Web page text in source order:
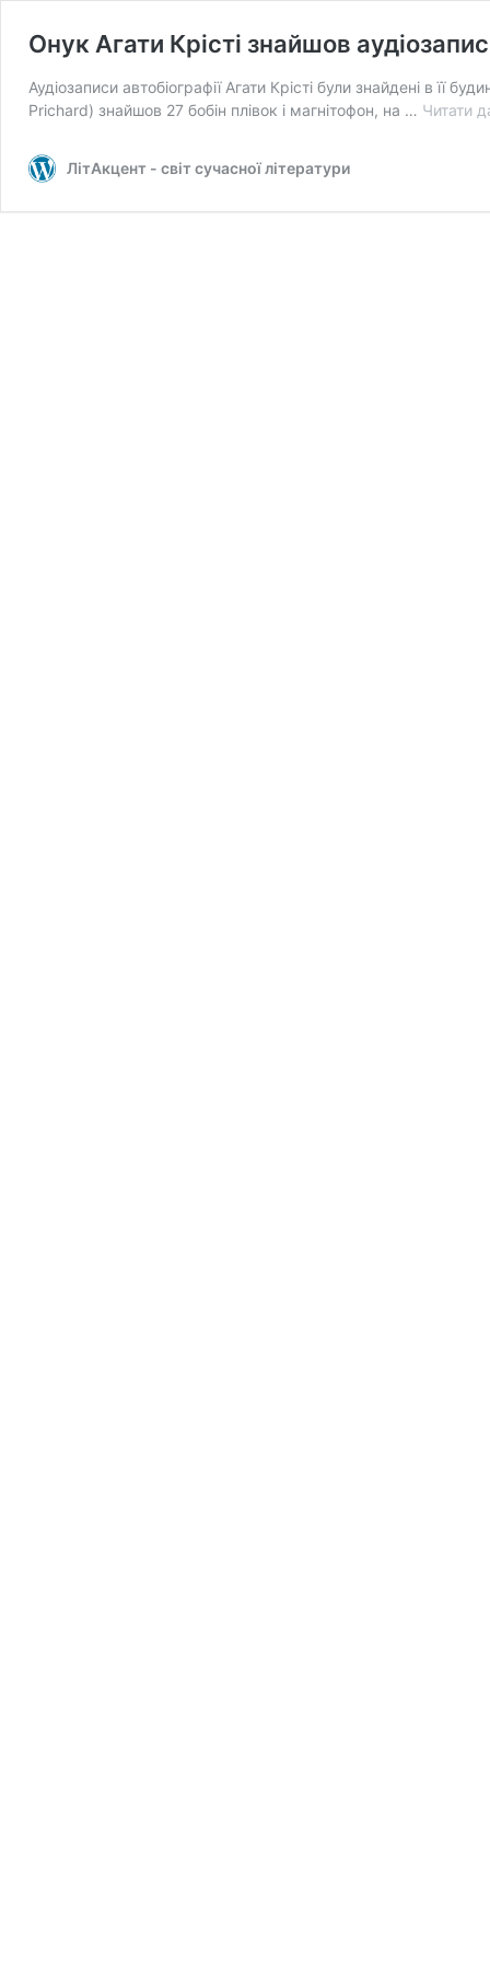
Онук Агати Крісті знайшов аудіозапис
Аудіозаписи автобіографії Агати Крісті були знайдені в
Prichard) знайшов 27 бобін плівок і магнітофон, на … Читати
ЛітАкцент - світ сучасної літератури